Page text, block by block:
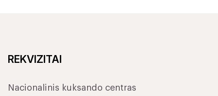
REKVIZITAI
Nacionalinis kuksando centras